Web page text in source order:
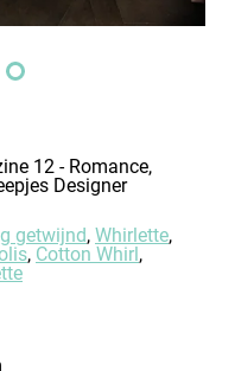
Designer
getwijnd, Whirlette,
, Cotton Whirl,